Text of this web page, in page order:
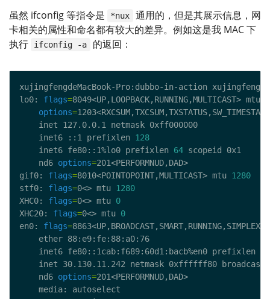
虽然 ifconfig 等指令是 *nux
通用的，但是其展示信息，网
卡相关的属性和命名都有较大的差异。例如这是我 MAC 下
执行
ifconfig -a 的返回：
lo0: flags=8049<UP,LOOPBACK,RUNNING,MULTICAST> mtu
options=
	inet6 ::1 prefixlen
128
	inet6 fe80::1%lo0 prefixlen
64
	nd6
options=
gif0: flags=8010<POINTOPOINT,MULTICAST> mtu 1280
stf0: flags=0<> mtu 1280
XHC0: flags=0<> mtu 0
XHC20: flags=0<> mtu 0
en0: flags=
	inet6 fe80::1cab:f689:60d1:bacb%en0 prefixlen
	nd6
options=